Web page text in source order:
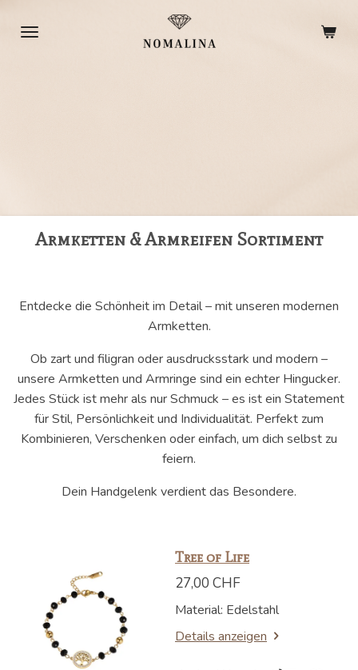
Hauptinhalt
Armketten & Armreifen Sortiment
Entdecke die Schönheit im Detail – mit unseren modernen
Armketten.
Ob zart und filigran oder ausdrucksstark und modern –
unsere Armketten und Armringe sind ein echter Hingucker.
Jedes Stück ist mehr als nur Schmuck – es ist ein Statement
für Stil, Persönlichkeit und Individualität. Perfekt zum
Kombinieren, Verschenken oder einfach, um dich selbst zu
feiern.
Dein Handgelenk verdient das Besondere.
Tree of Life
27,00 CHF
Material: Edelstahl
Details anzeigen